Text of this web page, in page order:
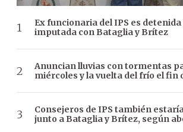
Ex funcionaria del IPS es
imputada con Bataglia y Brítez
Anuncian lluvias con tormentas
miércoles y la vuelta del frío el fin
Consejeros de IPS también
junto a Bataglia y Brítez, según